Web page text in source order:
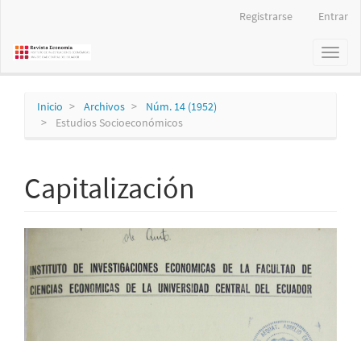
principal
Registrarse Entrar
Toggle
Inicio Archivos
Núm. 14 (1952)
Estudios Socioeconómicos
Capitalización
Barra
lateral
del